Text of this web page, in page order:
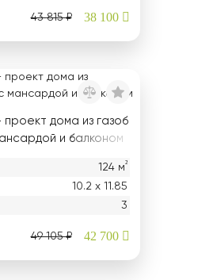
43 815 ₽ 38 100
проект дома из газоб
и балконом
124 м²
10.2 х 11.85
3
49 105 ₽ 42 700